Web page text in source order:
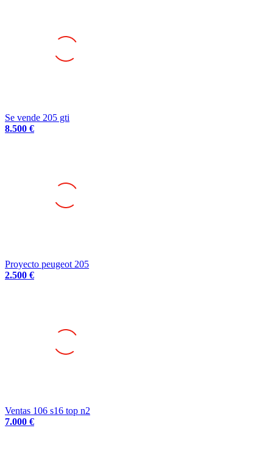
Se vende 205 gti
8.500 €
Proyecto peugeot 205
2.500 €
Ventas 106 s16 top n2
7.000 €